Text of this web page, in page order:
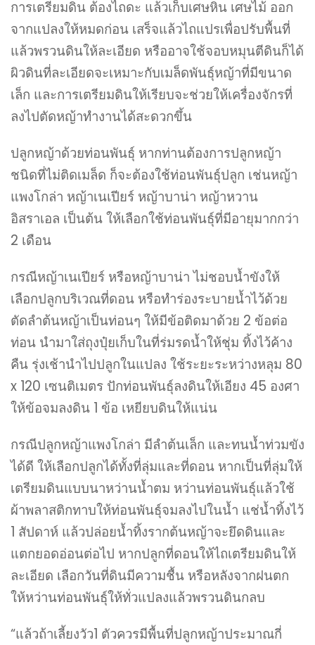
การเตรียมดิน ต้องไถดะ แล้วเก็บเศษหิน เศษไม้ ออก
จากแปลงให้หมดก่อน เสร็จแล้วไถแปรเพื่อปรับพื้นที่
แล้วพรวนดินให้ละเอียด หรืออาจใช้จอบหมุนตีดินก็ได้
ผิวดินที่ละเอียดจะเหมาะกับเมล็ดพันธุ์หญ้าที่มีขนาด
เล็ก และการเตรียมดินให้เรียบจะช่วยให้เครื่องจักรที่
ลงไปตัดหญ้าทำงานได้สะดวกขึ้น
ปลูกหญ้าด้วยท่อนพันธุ์ หากท่านต้องการปลูกหญ้า
ชนิดที่ไม่ติดเมล็ด ก็จะต้องใช้ท่อนพันธุ์ปลูก เช่นหญ้า
แพงโกล่า หญ้าเนเปียร์ หญ้าบาน่า หญ้าหวาน
อิสราเอล เป็นต้น ให้เลือกใช้ท่อนพันธุ์ที่มีอายุมากกว่า
2 เดือน
กรณีหญ้าเนเปียร์ หรือหญ้าบาน่า ไม่ชอบน้ำขังให้
เลือกปลูกบริเวณที่ดอน หรือทำร่องระบายน้ำไว้ด้วย
ตัดลำต้นหญ้าเป็นท่อนๆ ให้มีข้อติดมาด้วย 2 ข้อต่อ
ท่อน นำมาใส่ถุงปุ๋ยเก็บในที่ร่มรดน้ำให้ชุ่ม ทิ้งไว้ค้าง
คืน รุ่งเช้านำไปปลูกในแปลง ใช้ระยะระหว่างหลุม 80
x 120 เซนติเมตร ปักท่อนพันธุ์ลงดินให้เอียง 45 องศา
ให้ข้อจมลงดิน 1 ข้อ เหยียบดินให้แน่น
กรณีปลูกหญ้าแพงโกล่า มีลำต้นเล็ก และทนน้ำท่วมขัง
ได้ดี ให้เลือกปลูกได้ทั้งที่ลุ่มและที่ดอน หากเป็นที่ลุ่มให้
เตรียมดินแบบนาหว่านน้ำตม หว่านท่อนพันธุ์แล้วใช้
ผ้าพลาสติกทาบให้ท่อนพันธุ์จมลงไปในน้ำ แช่น้ำทิ้งไว้
1 สัปดาห์ แล้วปล่อยน้ำทิ้งรากต้นหญ้าจะยึดดินและ
แตกยอดอ่อนต่อไป หากปลูกที่ดอนให้ไถเตรียมดินให้
ละเอียด เลือกวันที่ดินมีความชื้น หรือหลังจากฝนตก
ให้หว่านท่อนพันธุ์ให้ทั่วแปลงแล้วพรวนดินกลบ
“แล้วถ้าเลี้ยงวัว1 ตัวควรมีพื้นที่ปลูกหญ้าประมาณกี่